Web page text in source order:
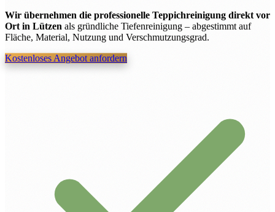
Wir übernehmen die professionelle Teppichreinigung direkt vor
Ort in Lützen als gründliche Tiefenreinigung – abgestimmt auf
Fläche, Material, Nutzung und Verschmutzungsgrad.
Kostenloses Angebot anfordern